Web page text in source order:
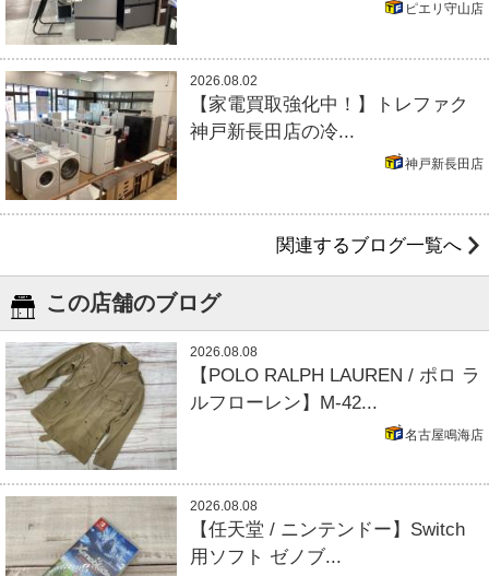
ピエリ守山店
2026.08.02
【家電買取強化中！】トレファク
神戸新長田店の冷...
神戸新長田店
関連するブログ一覧へ
この店舗のブログ
2026.08.08
【POLO RALPH LAUREN / ポロ ラ
ルフローレン】M-42...
名古屋鳴海店
2026.08.08
【任天堂 / ニンテンドー】Switch
用ソフト ゼノブ...